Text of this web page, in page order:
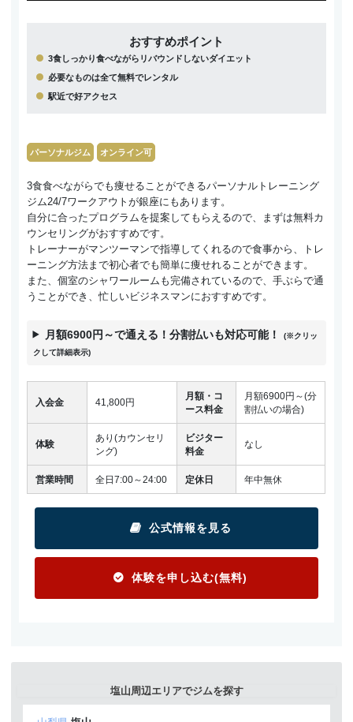
おすすめポイント
3食しっかり食べながらリバウンドしないダイエット
必要なものは全て無料でレンタル
駅近で好アクセス
パーソナルジム オンライン可
3食食べながらでも痩せることができるパーソナルトレーニング
ジム24/7ワークアウトが銀座にもあります。
自分に合ったプログラムを提案してもらえるので、まずは無料カ
ウンセリングがおすすめです。
トレーナーがマンツーマンで指導してくれるので食事から、トレ
ーニング方法まで初心者でも簡単に痩せれることができます。
また、個室のシャワールームも完備されているので、手ぶらで通
うことができ、忙しいビジネスマンにおすすめです。
月額6900円～で通える！分割払いも対応可能！
(※クリッ
クして詳細表示)
入会金 41,800円
月額・コ
ース料金
月額6900円～(分
割払いの場合)
体験
あり(カウンセリ
ング)
ビジター
料金
なし
営業時間 全日7:00～24:00 定休日 年中無休
公式情報を見る
体験を申し込む(無料)
塩山周辺エリアでジムを探す